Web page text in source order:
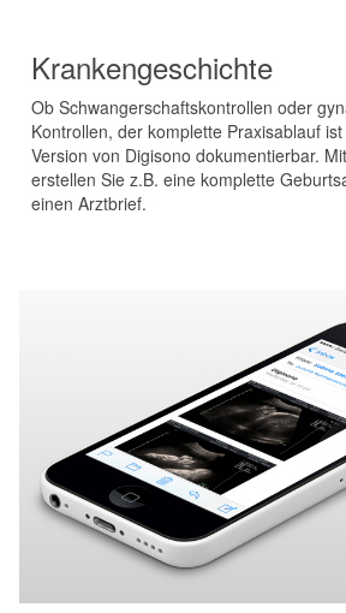
Krankengeschichte
Ob Schwangerschaftskontrollen oder
Kontrollen, der komplette Praxisablauf
Version von Digisono dokumentierbar.
erstellen Sie z.B. eine komplette
einen Arztbrief.